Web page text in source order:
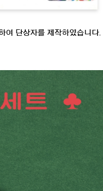
여 단상자를 제작하였습니다.